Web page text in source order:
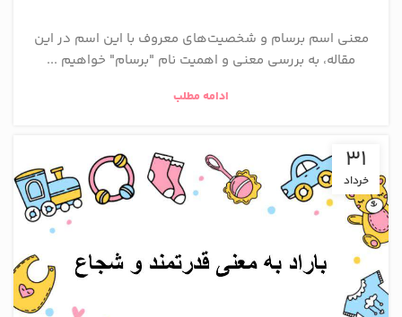
معنی اسم برسام و شخصیت‌های معروف با این اسم در این
مقاله، به بررسی معنی و اهمیت نام "برسام" خواهیم ...
ادامه مطلب
31
خرداد